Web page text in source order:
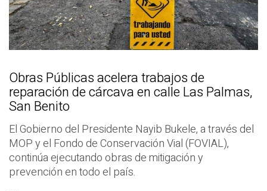
Obras Públicas acelera trabajos de
reparación de cárcava en calle Las Palmas,
San Benito
El Gobierno del Presidente Nayib Bukele, a través del
MOP y el Fondo de Conservación Vial (FOVIAL),
continúa ejecutando obras de mitigación y
prevención en todo el país.